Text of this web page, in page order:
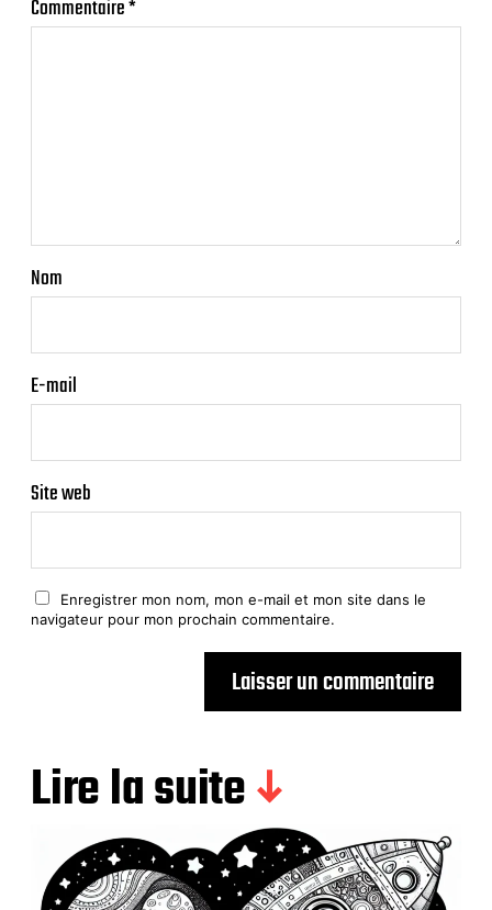
Commentaire*
Nom
E-mail
Site web
Enregistrer mon nom, mon e-mail et mon site dans le
navigateur pour mon prochain commentaire.
Lire la suite